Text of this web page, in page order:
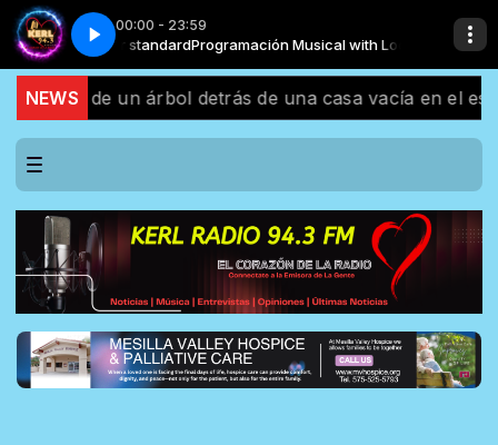
00:00 - 23:59
with Locutor standardProgramación Musical with Locutor standard
Romántica TU MIRADA _ Salsa Romántica
NEWSde un árbol detrás de una casa vacía en el